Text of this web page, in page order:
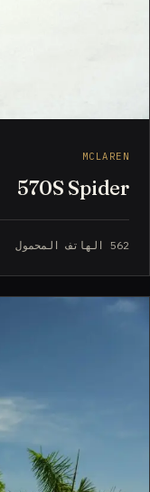
MCLAREN
570S Spider
562 الهاتف المحمول